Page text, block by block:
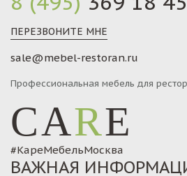
ПЕРЕЗВОНИТЕ МНЕ
sale@mebel-restoran.ru
Профессиональная мебель для
CARE
#КареМебельМосква
ВАЖНАЯ